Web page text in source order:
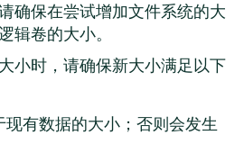
确保在尝试增加文件系统的大
辑卷的大小。
小时，请确保新大小满足以下
现有数据的大小；否则会发生